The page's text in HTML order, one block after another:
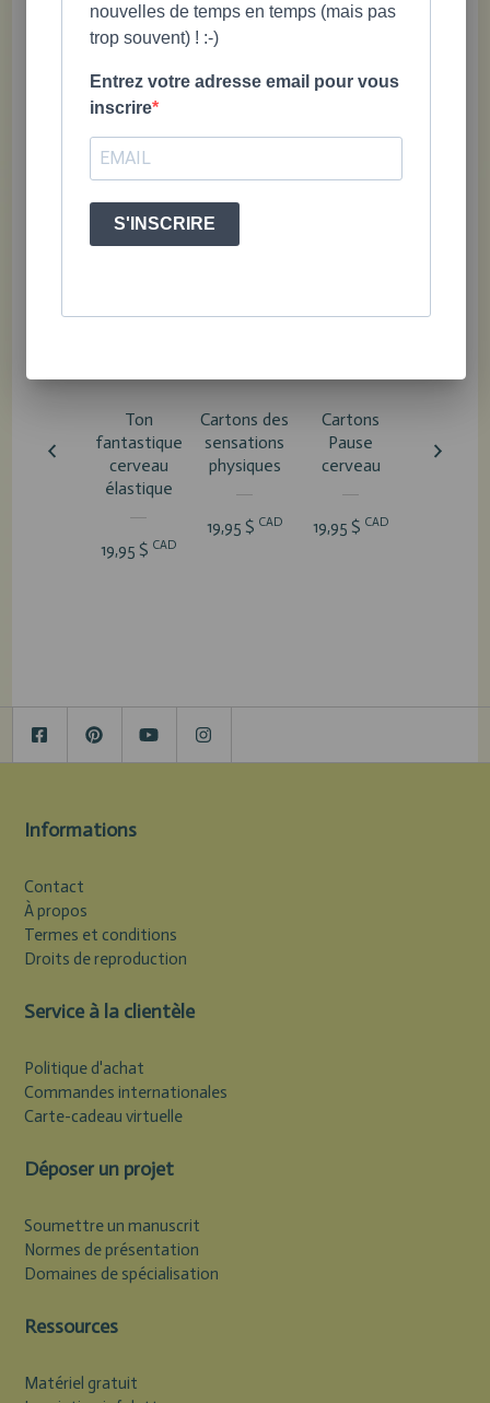
Anna Housley Juster, illustrations de Cynthia Cliff.
Ton
fantastique
cerveau
élastique
19,95 $ CAD
Cartons des
sensations
physiques
19,95 $ CAD
Cartons
Pause
cerveau
19,95 $ CAD
milliards
Informations
Contact
À propos
Termes et conditions
Droits de reproduction
Service à la clientèle
Politique d'achat
Commandes internationales
Carte-cadeau virtuelle
Déposer un projet
Soumettre un manuscrit
Normes de présentation
Domaines de spécialisation
Ressources
Matériel gratuit
nouvelles de temps en temps (mais pas
trop souvent) ! :-)
Entrez votre adresse email pour vous
inscrire
S'INSCRIRE